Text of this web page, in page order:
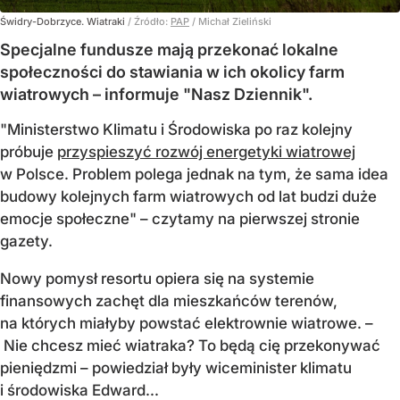
Świdry-Dobrzyce. Wiatraki / Źródło: PAP / Michał Zieliński
Specjalne fundusze mają przekonać lokalne
społeczności do stawiania w ich okolicy farm
wiatrowych – informuje "Nasz Dziennik".
"Ministerstwo Klimatu i Środowiska po raz kolejny
próbuje przyspieszyć rozwój energetyki wiatrowej
w Polsce. Problem polega jednak na tym, że sama idea
budowy kolejnych farm wiatrowych od lat budzi duże
emocje społeczne" – czytamy na pierwszej stronie
gazety.
Nowy pomysł resortu opiera się na systemie
finansowych zachęt dla mieszkańców terenów,
na których miałyby powstać elektrownie wiatrowe. –
Nie chcesz mieć wiatraka? To będą cię przekonywać
pieniędzmi – powiedział były wiceminister klimatu
i środowiska Edward...